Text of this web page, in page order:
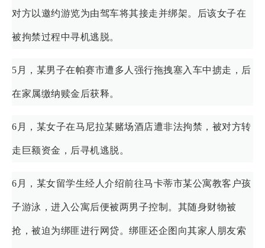
对方以邀约游览为由驾车将其接走并绑架。后该女子在
被拘禁过程中寻机逃脱。
5月，某男子在帕赛市遭多人强行拖拽塞入车中掳走，后
在家属缴纳赎金后获释。
6月，某女子在马尼拉某赌场酒店遭非法拘禁，被对方转
走巨额资金，后寻机逃脱。
6月，某女留学生经人介绍前往马卡蒂市某公寓教客户孩
子游泳，进入公寓后便被两男子控制。其随身财物被
抢，被迫为绑匪进行网贷。绑匪还企图向其家人朋友索